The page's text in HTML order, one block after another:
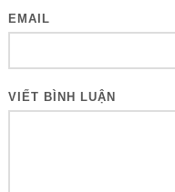
EMAIL
VIẾT BÌNH LUẬN